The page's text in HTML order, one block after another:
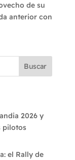
de su
anterior con
Buscar
2026 y
pilotos
el Rally de